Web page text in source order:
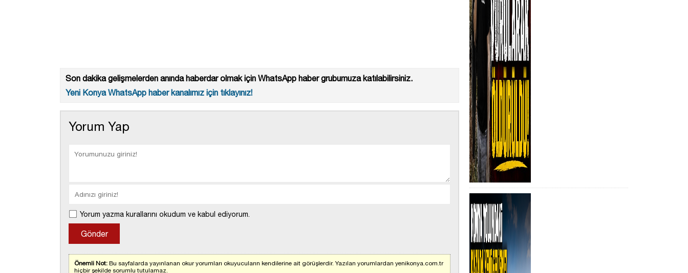
Son dakika gelişmelerden anında haberdar olmak için WhatsApp haber grubumuza katılabilirsiniz.
Yeni Konya WhatsApp haber kanalımız için tıklayınız!
Yorum Yap
Yorum yazma kurallarını okudum ve kabul ediyorum.
Önemli Not: Bu sayfalarda yayınlanan okur yorumları okuyucuların kendilerine ait görüşlerdir. Yazılan yorumlardan yenikonya.com.tr
hiçbir şekilde sorumlu tutulamaz.